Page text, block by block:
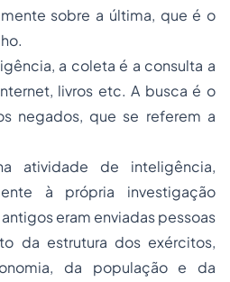
sobre a última, que é o
a coleta é a consulta a
livros etc. A busca é o
negados, que se referem a
atividade de inteligência,
à própria investigação
eram enviadas pessoas
da estrutura dos exércitos,
da população e da